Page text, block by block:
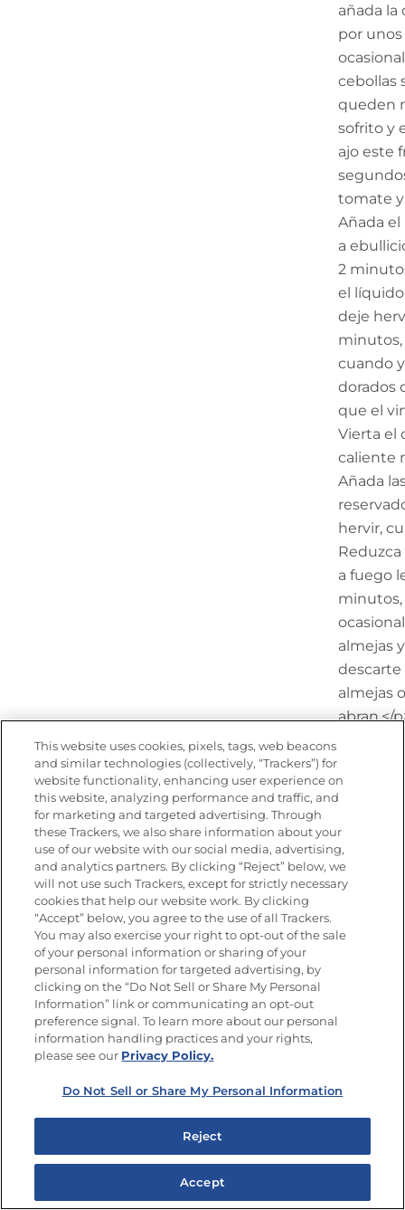
añada la
por
cebollas
queden
sofrito y
ajo este
tomate
Añada
a
2
el
deje
minutos,
cuando
dorados
que el
Vierta el
caliente
Añada
hervir,
a fuego
almejas
descarte
almejas
abran.</
hasta
Los productos Goya de calidad están
muchas tiendas de alimentación y
© 2026 Goya Foods, Inc. Todos los derechos reservados
This website uses cookies, pixels, tags, web beacons
and similar technologies (collectively, “Trackers”) for
website functionality, enhancing user experience on
this website, analyzing performance and traffic, and
for marketing and targeted advertising. Through
these Trackers, we also share information about your
use of our website with our social media, advertising,
and analytics partners. By clicking “Reject” below, we
will not use such Trackers, except for strictly necessary
cookies that help our website work. By clicking
“Accept” below, you agree to the use of all Trackers.
You may also exercise your right to opt-out of the sale
of your personal information or sharing of your
personal information for targeted advertising, by
clicking on the “Do Not Sell or Share My Personal
Information” link or communicating an opt-out
preference signal. To learn more about our personal
information handling practices and your rights,
please see our Privacy Policy.
Do Not Sell or Share My Personal Information
Reject
Accept